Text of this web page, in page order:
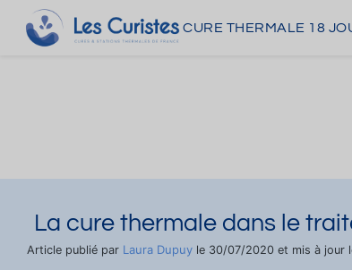
CURE THERMALE 18
La cure thermale dans le
Article publié par Laura Dupuy le 30/07/2020 et mis à jour